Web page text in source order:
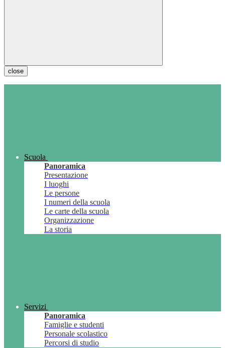
close
Scuola
Panoramica
Presentazione
I luoghi
Le persone
I numeri della scuola
Le carte della scuola
Organizzazione
La storia
Servizi
Panoramica
Famiglie e studenti
Personale scolastico
Percorsi di studio